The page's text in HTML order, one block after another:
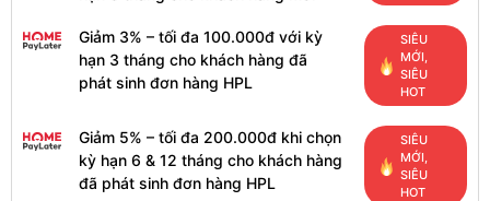
Giảm 3% – tối đa 100.000đ với kỳ
hạn 3 tháng cho khách hàng đã
phát sinh đơn hàng HPL
SIÊU
MỚI,
SIÊU
HOT
Giảm 5% – tối đa 200.000đ khi chọn
kỳ hạn 6 & 12 tháng cho khách hàng
đã phát sinh đơn hàng HPL
SIÊU
MỚI,
SIÊU
HOT